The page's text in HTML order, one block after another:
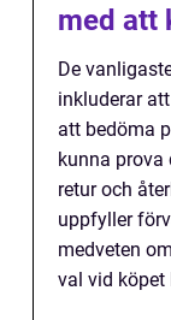
med att
De
inkluderar
att bedöma
kunna prova
retur och
uppfyller
medveten
val vid köpet